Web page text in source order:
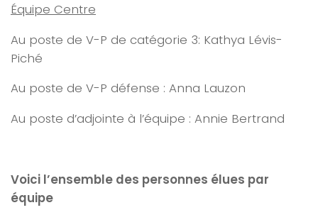
Équipe Centre
Au poste de V-P de catégorie 3: Kathya Lévis-
Piché
Au poste de V-P défense : Anna Lauzon
Au poste d’adjointe à l’équipe : Annie Bertrand
Voici l’ensemble des personnes élues par
équipe